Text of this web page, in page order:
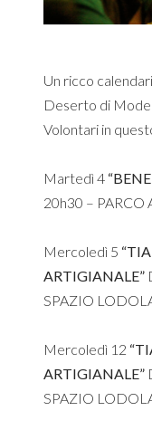
Un ricco
Deserto di
Volontari in
Martedì 4
20h30 –
Mercoledì 5
ARTIGIANALE”
SPAZIO
Mercoledì 12
ARTIGIANALE”
SPAZIO